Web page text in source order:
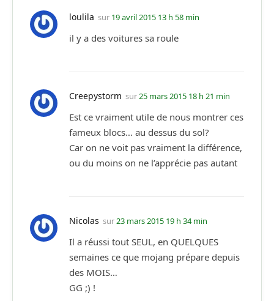
loulila sur 19 avril 2015 13 h 58 min
il y a des voitures sa roule
Creepystorm sur25 mars 2015 18 h 21 min
Est ce vraiment utile de nous montrer ces
fameux blocs… au dessus du sol?
Car on ne voit pas vraiment la différence,
ou du moins on ne l’apprécie pas autant
Nicolas sur23 mars 2015 19 h 34 min
Il a réussi tout SEUL, en QUELQUES
semaines ce que mojang prépare depuis
des MOIS…
GG ;) !